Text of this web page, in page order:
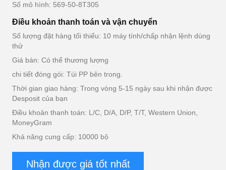
Số mô hình: 569-50-8T305
Điều khoản thanh toán và vận chuyển
Số lượng đặt hàng tối thiểu: 10 máy tính/chấp nhận lệnh dùng
thử
Giá bán: Có thể thương lượng
chi tiết đóng gói: Túi PP bên trong.
Thời gian giao hàng: Trong vòng 5-15 ngày sau khi nhận được
Desposit của bạn
Điều khoản thanh toán: L/C, D/A, D/P, T/T, Western Union,
MoneyGram
Khả năng cung cấp: 10000 bộ
Nhận được giá tốt nhất